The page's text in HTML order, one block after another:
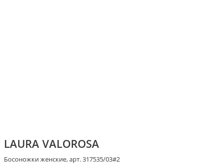
LAURA VALOROSA
Босоножки женские, арт. 317535/03#2